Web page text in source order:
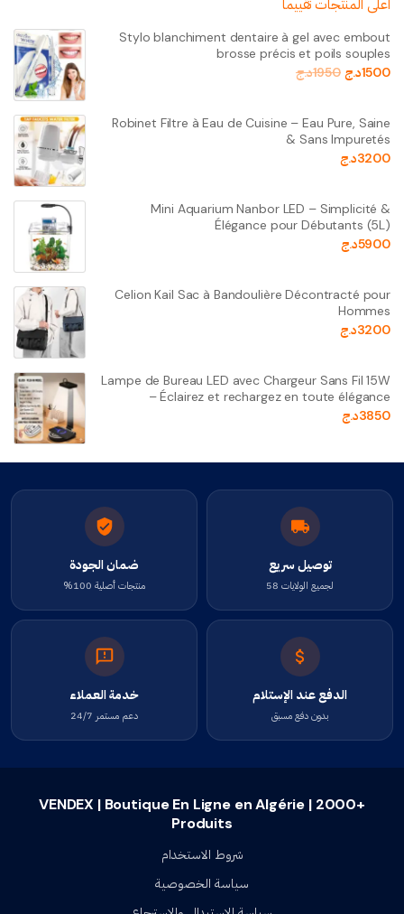
أعلى المنتجات تقييماً
Stylo blanchiment dentaire à gel avec embout
brosse précis et poils souples
1500د.ج 1950د.ج
Robinet Filtre à Eau de Cuisine – Eau Pure, Saine
& Sans Impuretés
3200د.ج
Mini Aquarium Nanbor LED – Simplicité &
Élégance pour Débutants (5L)
5900د.ج
Celion Kail Sac à Bandoulière Décontracté pour
Hommes
3200د.ج
Lampe de Bureau LED avec Chargeur Sans Fil 15W
– Éclairez et rechargez en toute élégance
3850د.ج
توصيل سريع
لجميع الولايات 58
ضمان الجودة
منتجات أصلية 100%
الدفع عند الإستلام
بدون دفع مسبق
خدمة العملاء
دعم مستمر 24/7
VENDEX | Boutique En Ligne en Algérie | 2000+
Produits
شروط الاستخدام
سياسة الخصوصية